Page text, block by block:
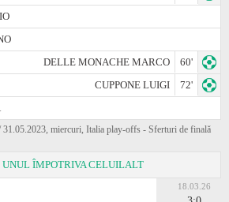
DELLE MONACHE MARCO
60'
CUPPONE LUIGI
72'
31.05.2023, miercuri, Italia play-offs - Sferturi de finală
UNUL ÎMPOTRIVA CELUILALT
18.03.26